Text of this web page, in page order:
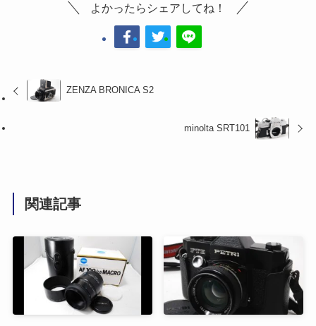
よかったらシェアしてね！
ZENZA BRONICA S2
minolta SRT101
関連記事